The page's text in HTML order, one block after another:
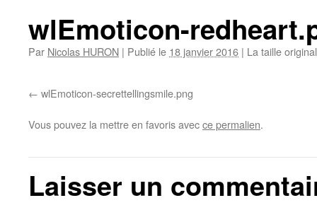
wlEmoticon-
Par Nicolas HURON | Publié le 18 janvier 2016 | La taille
wlEmoticon-secrettellingsmile.png
Vous pouvez la mettre en favoris avecce permalien.
Laisser un